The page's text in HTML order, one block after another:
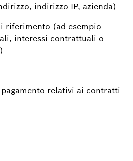
indirizzo IP, azienda)
riferimento (ad esempio
interessi contrattuali o
relativi ai contratti